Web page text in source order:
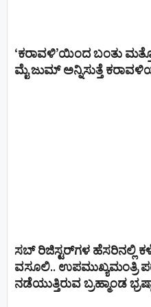
‘ಕರಾವಳಿ’ಯಿಂದ ಬಂತು
ಮೈ ಜುಮ್ ಅನ್ನಿಸುತ್ತೆ
ಸಬ್ ರಿಜಿಸ್ಟರ್​ಗಳ ಹೆಸರಿನಲ್ಲಿ
ವಸೂಲಿ.. ಉಪಮುಖ್ಯಮಂತ್ರಿ
ನಡೆಯುತ್ತಿರುವ ಬ್ರಹ್ಮಾಂಡ